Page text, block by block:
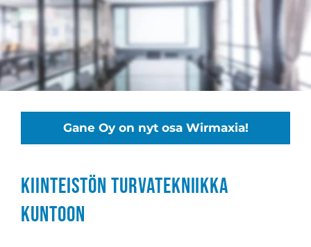
Gane Oy on nyt osa Wirmaxia!
Kiinteistön turvatekniikka
kuntoon